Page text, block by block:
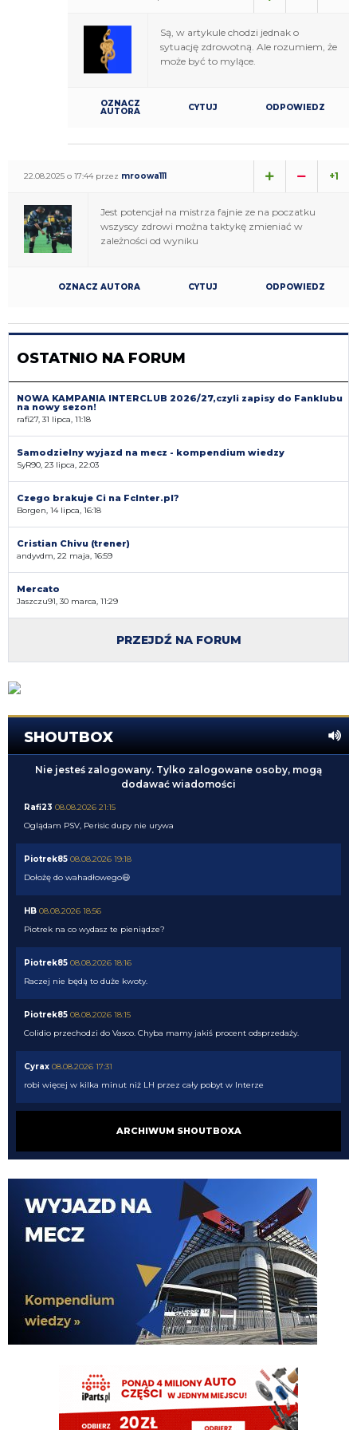
Są, w artykule chodzi jednak o
sytuację zdrowotną. Ale rozumiem, że
może być to mylące.
OZNACZ
AUTORA CYTUJ ODPOWIEDZ
22.08.2025 o 17:44 przez mroowa111 +1
Jest potencjał na mistrza fajnie ze na poczatku
wszyscy zdrowi można taktykę zmieniać w
zależności od wyniku
OZNACZ AUTORA CYTUJ ODPOWIEDZ
OSTATNIO NA FORUM
NOWA KAMPANIA INTERCLUB 2026/27,czyli zapisy do Fanklubu
na nowy sezon!
rafi27, 31 lipca, 11:18
Samodzielny wyjazd na mecz - kompendium wiedzy
SyR90, 23 lipca, 22:03
Czego brakuje Ci na FcInter.pl?
Borgen, 14 lipca, 16:18
Cristian Chivu (trener)
andyvdm, 22 maja, 16:59
Mercato
Jaszczu91, 30 marca, 11:29
PRZEJDŹ NA FORUM
SHOUTBOX
Nie jesteś zalogowany. Tylko zalogowane osoby, mogą
dodawać wiadomości
Rafi23 08.08.2026 21:15
Oglądam PSV, Perisic dupy nie urywa
Piotrek85 08.08.2026 19:18
Dołożę do wahadłowego😃
HB 08.08.2026 18:56
Piotrek na co wydasz te pieniądze?
Piotrek85 08.08.2026 18:16
Raczej nie będą to duże kwoty.
Piotrek85 08.08.2026 18:15
Colidio przechodzi do Vasco. Chyba mamy jakiś procent odsprzedaży.
Cyrax 08.08.2026 17:31
robi więcej w kilka minut niż LH przez cały pobyt w Interze
Diouf naprawdę tak dobrze wygląda na wahadle?
Orzeu
i jak tam ten meczyk dzisiaj wyglądał?
Zmienili taktykę. Już nawet się nie dogadują
Chuchu 08.08.2026 16:36
Z kim się Inter dziś dogadał?
08.08.2026 16:02
0 celnych strzałów robi wrażenie
ARCHIWUM SHOUTBOXA